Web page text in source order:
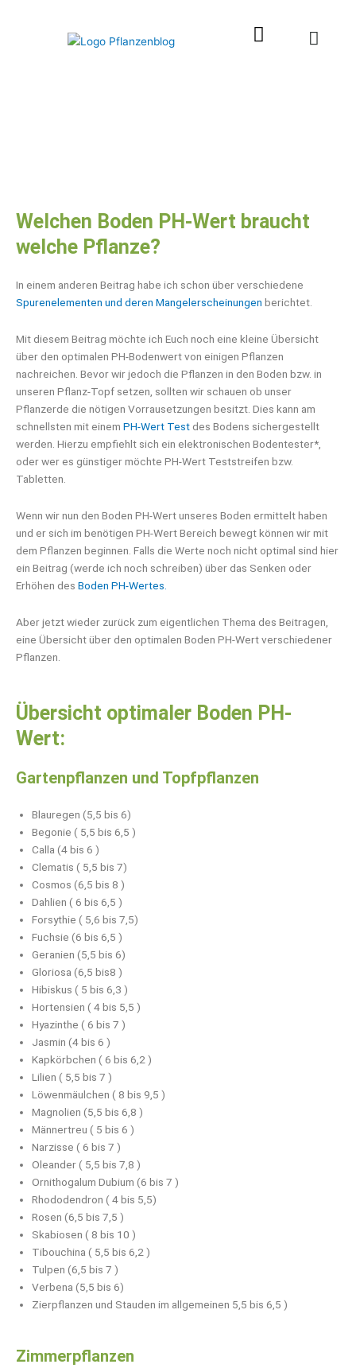
Welchen Boden PH-Wert braucht
welche Pflanze?
In einem anderen Beitrag habe ich schon über verschiedene
Spurenelementen und deren Mangelerscheinungen berichtet.
Mit diesem Beitrag möchte ich Euch noch eine kleine Übersicht
über den optimalen PH-Bodenwert von einigen Pflanzen
nachreichen. Bevor wir jedoch die Pflanzen in den Boden bzw. in
unseren Pflanz-Topf setzen, sollten wir schauen ob unser
Pflanzerde die nötigen Vorrausetzungen besitzt. Dies kann am
schnellsten mit einem PH-Wert Testdes Bodens sichergestellt
werden. Hierzu empfiehlt sich ein elektronischen Bodentester*,
oder wer es günstiger möchte PH-Wert Teststreifen bzw.
Tabletten.
Wenn wir nun den Boden PH-Wert unseres Boden ermittelt haben
und er sich im benötigen PH-Wert Bereich bewegt können wir mit
dem Pflanzen beginnen. Falls die Werte noch nicht optimal sind hier
ein Beitrag (werde ich noch schreiben) über das Senken oder
Erhöhen des Boden PH-Wertes.
Aber jetzt wieder zurück zum eigentlichen Thema des Beitragen,
eine Übersicht über den optimalen Boden PH-Wert verschiedener
Pflanzen.
Übersicht optimaler Boden PH-
Wert:
Gartenpflanzen und Topfpflanzen
Blauregen (5,5 bis 6)
Begonie ( 5,5 bis 6,5 )
Calla (4 bis 6 )
Clematis ( 5,5 bis 7)
Cosmos (6,5 bis 8 )
Dahlien ( 6 bis 6,5 )
Forsythie ( 5,6 bis 7,5)
Fuchsie (6 bis 6,5 )
Geranien (5,5 bis 6)
Gloriosa (6,5 bis8 )
Hibiskus ( 5 bis 6,3 )
Hortensien ( 4 bis 5,5 )
Hyazinthe ( 6 bis 7 )
Jasmin (4 bis 6 )
Kapkörbchen ( 6 bis 6,2 )
Lilien ( 5,5 bis 7 )
Löwenmäulchen ( 8 bis 9,5 )
Magnolien (5,5 bis 6,8 )
Männertreu ( 5 bis 6 )
Narzisse ( 6 bis 7 )
Oleander ( 5,5 bis 7,8 )
Ornithogalum Dubium (6 bis 7 )
Rhododendron ( 4 bis 5,5)
Rosen (6,5 bis 7,5 )
Skabiosen ( 8 bis 10 )
Tibouchina ( 5,5 bis 6,2 )
Tulpen (6,5 bis 7 )
Verbena (5,5 bis 6)
Zierpflanzen und Stauden im allgemeinen 5,5 bis 6,5 )
Zimmerpflanzen